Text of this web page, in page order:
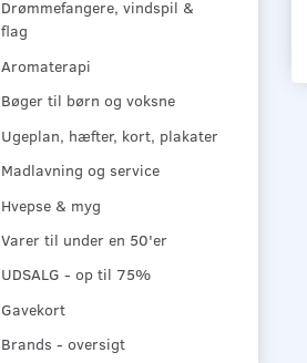
Drømmefangere, vindspil &
flag
Aromaterapi
Bøger til børn og voksne
Ugeplan, hæfter, kort, plakater
Madlavning og service
Hvepse & myg
Varer til under en 50'er
UDSALG - op til 75%
Gavekort
Brands - oversigt